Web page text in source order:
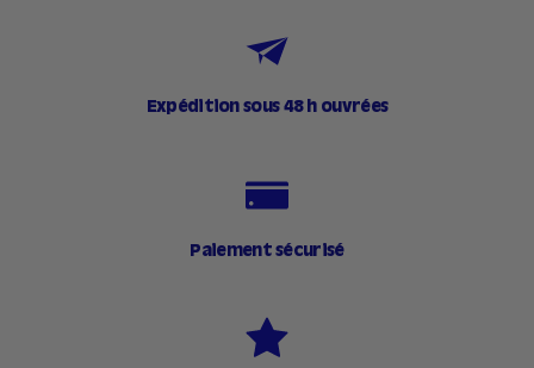
Expédition sous 48 h ouvrées
Paiement sécurisé